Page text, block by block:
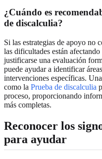
¿Cuándo es
de discalculia?
Si las estrategias de apoyo no
las dificultades están
justificarse una evaluación
puede ayudar a identificar
intervenciones específicas.
como la Prueba de discalculia
proceso, proporcionando
más completas.
Reconocer los
para ayudar